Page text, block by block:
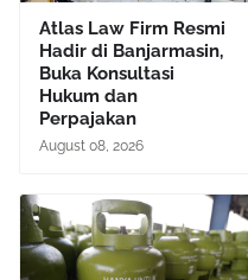
Atlas Law Firm Resmi
Hadir di Banjarmasin,
Buka Konsultasi
Hukum dan
Perpajakan
August 08, 2026